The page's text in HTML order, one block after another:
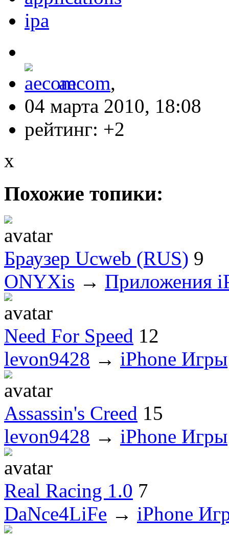
ipa
aecom,
04 марта 2010, 18:08
рейтинг: +2
x
Похожие топики:
Браузер Ucweb (RUS) 9
ONYXis → Приложения
Need For Speed 12
levon9428 → iPhone Игры
Assassin's Creed 15
levon9428 → iPhone Игры
Real Racing 1.0 7
DaNce4LiFe → iPhone